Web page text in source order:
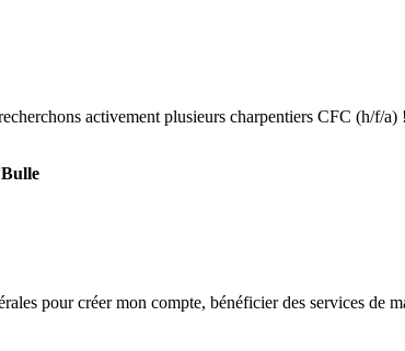
activement plusieurs charpentiers CFC (h/f/
pour créer mon compte, bénéficier des services de